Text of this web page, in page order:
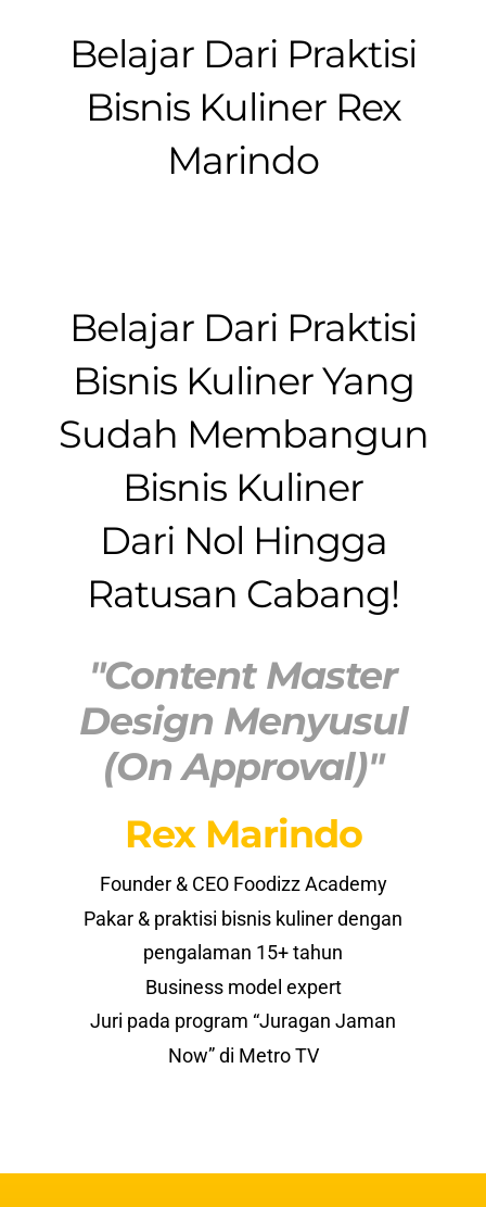
Belajar Dari Praktisi
Bisnis Kuliner Rex
Marindo
Belajar Dari Praktisi
Bisnis Kuliner Yang
Sudah Membangun
Bisnis Kuliner
Dari Nol Hingga
Ratusan Cabang!
"Content Master
Design Menyusul
(on Approval)"
Rex Marindo
Founder & CEO Foodizz Academy
Pakar & praktisi bisnis kuliner dengan
pengalaman 15+ tahun
Business model expert
Juri pada program “Juragan Jaman
Now” di Metro TV